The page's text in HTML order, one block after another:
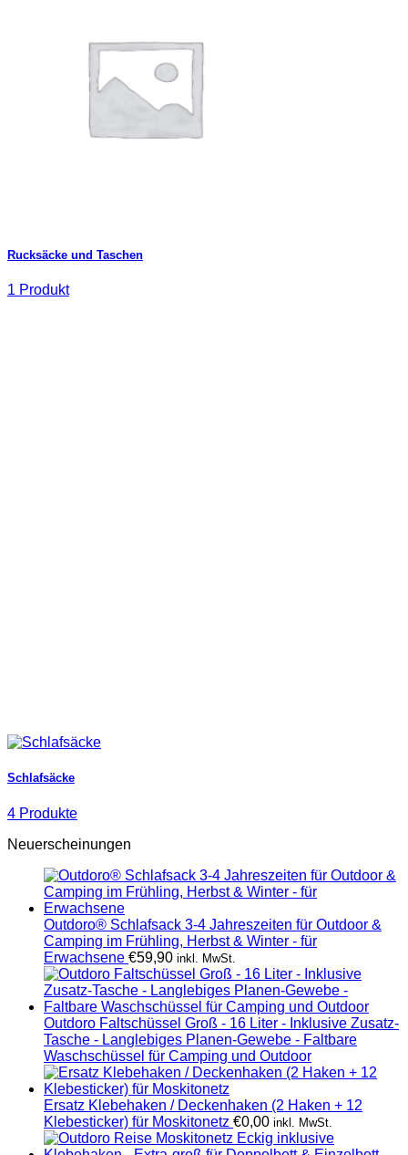
Rucksäcke und Taschen
1 Produkt
Schlafsäcke
4 Produkte
Neuerscheinungen
Outdoro® Schlafsack 3-4 Jahreszeiten für Outdoor &
Camping im Frühling, Herbst & Winter - für
Erwachsene €59,90 inkl. MwSt.
Outdoro Faltschüssel Groß - 16 Liter - Inklusive Zusatz-
Tasche - Langlebiges Planen-Gewebe - Faltbare
Waschschüssel für Camping und Outdoor
Ersatz Klebehaken / Deckenhaken (2 Haken + 12
Klebesticker) für Moskitonetz €0,00 inkl. MwSt.